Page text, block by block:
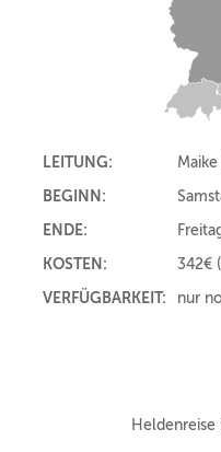
LEITUNG:
BEGINN:
ENDE:
KOSTEN:
342€
VERFÜGBARKEIT:
nur
Heldenreise